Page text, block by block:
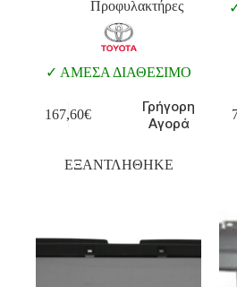
Προφυλακτήρες
ΑΜΕΣΑ ΔΙΑΘΕΣΙΜΟ
167,60€
Γρήγορη
Αγορά
ΕΞΑΝΤΛΗΘΗΚΕ